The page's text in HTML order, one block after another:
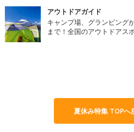
アウトドアガイド
キャンプ場、グランピング
まで！全国のアウトドアス
夏休み特集 TOPへ